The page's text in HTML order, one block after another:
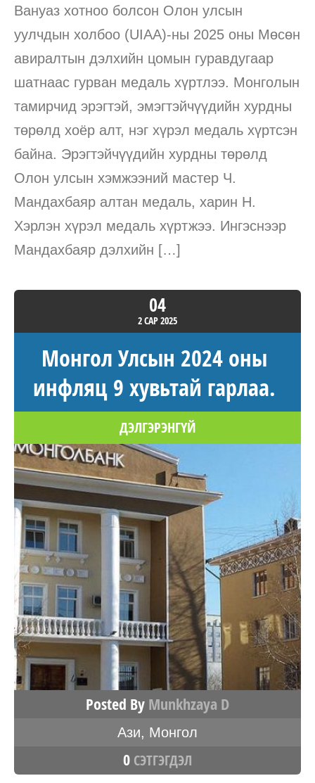
Вануаз хотноо болсон Олон улсын
уулчдын холбоо (UIAA)-ны 2025 оны Мөсөн
авиралтын дэлхийн цомын гуравдугаар
шатнаас гурван медаль хүртлээ. Монголын
тамирчид эрэгтэй, эмэгтэйчүүдийн хурдны
төрөлд хоёр алт, нэг хүрэл медаль хүртсэн
байна. Эрэгтэйчүүдийн хурдны төрөлд
Олон улсын хэмжээний мастер Ч.
Мандахбаяр алтан медаль, харин Н.
Хэрлэн хүрэл медаль хүртжээ. Ингэснээр
Мандахбаяр дэлхийн […]
04
2 САР2025
Монгол Улсын 2024 оны
инфляц 9 хувьтай гарлаа.
ДЭЛГЭРЭНГҮЙ
Posted By Munkhzaya D
Ази, Монгол
0 СЭТГЭГДЭЛ